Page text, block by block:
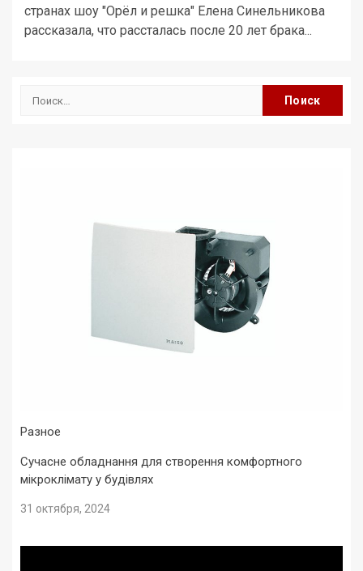
странах шоу "Орёл и решка" Елена Синельникова
рассказала, что рассталась после 20 лет брака...
Найти:
Разное
Сучасне обладнання для створення комфортного
мікроклімату у будівлях
31 октября, 2024